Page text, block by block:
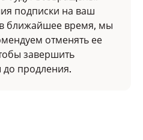
подписки на ваш
в ближайшее время, мы
отменять ее
завершить
продления.